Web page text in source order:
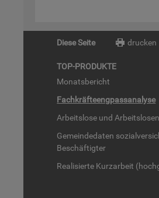
Diese Seite drucken
TOP-PRO­DUK­TE
Mo­nats­be­richt
Fach­kräf­te­eng­pass­ana­ly­se
Ar­beits­lo­se und
Ge­mein­de­da­ten
Be­schäf­tig­ter
Rea­li­sier­te Kurz­ar­beit